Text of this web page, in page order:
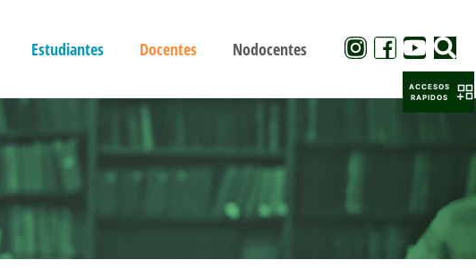
Estudiantes Docentes Nodocentes
ACCESOS
RAPIDOS